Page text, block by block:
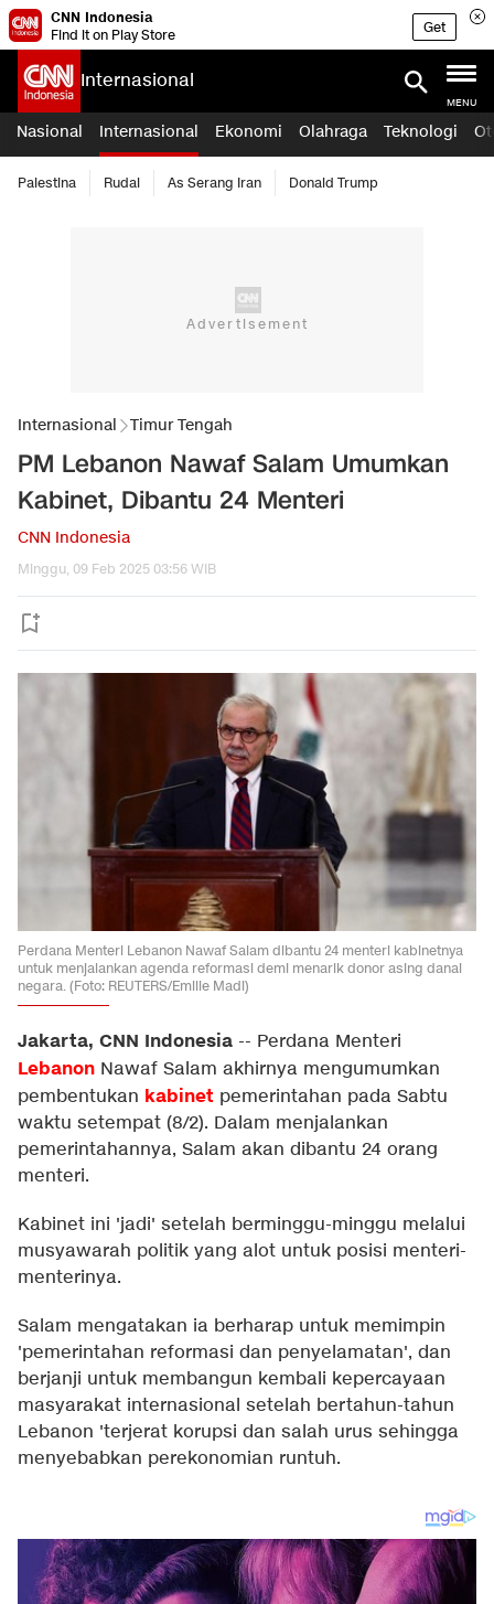
CNN Indonesia
Find it on Play Store
Get
Internasional
MENU
Nasional Internasional Ekonomi Olahraga Teknologi
Palestina Rudal As Serang Iran Donald Trump
Internasional Timur Tengah
PM Lebanon Nawaf Salam Umumkan
Kabinet, Dibantu 24 Menteri
CNN Indonesia
Minggu, 09 Feb 2025 03:56 WIB
Perdana Menteri Lebanon Nawaf Salam dibantu 24 menteri kabinetnya
untuk menjalankan agenda reformasi demi menarik donor asing danai
negara. (Foto: REUTERS/Emilie Madi)
Jakarta, CNN Indonesia -- Perdana Menteri
Lebanon Nawaf Salam akhirnya mengumumkan
pembentukan kabinet pemerintahan pada Sabtu
waktu setempat (8/2). Dalam menjalankan
pemerintahannya, Salam akan dibantu 24 orang
menteri.
Kabinet ini 'jadi' setelah berminggu-minggu melalui
musyawarah politik yang alot untuk posisi menteri-
menterinya.
Salam mengatakan ia berharap untuk memimpin
'pemerintahan reformasi dan penyelamatan', dan
berjanji untuk membangun kembali kepercayaan
masyarakat internasional setelah bertahun-tahun
Lebanon 'terjerat korupsi dan salah urus sehingga
menyebabkan perekonomian runtuh.